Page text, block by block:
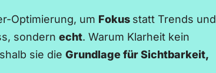
Optimierung, um Fokus statt Trends und
sondern echt. Warum Klarheit kein
sie die Grundlage für Sichtbarkeit,